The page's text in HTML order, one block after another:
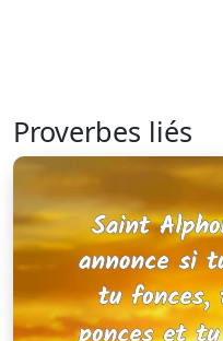
Proverbes liés